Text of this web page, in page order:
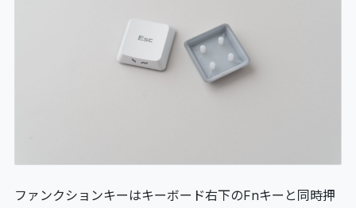
ファンクションキーはキーボード右下のFnキーと同時押